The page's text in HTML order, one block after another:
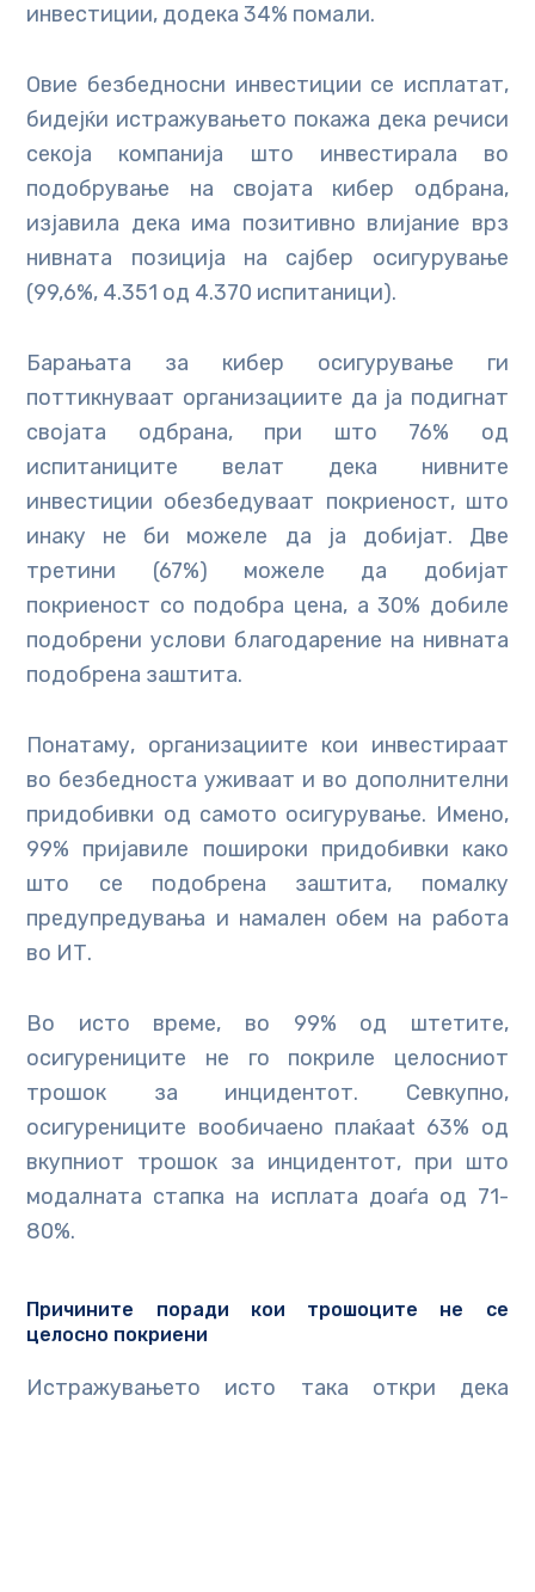
инвестиции, додека 34% помали.
Овие безбедносни инвестиции се исплатат,
бидејќи истражувањето покажа дека речиси
секоја компанија што инвестирала во
подобрување на својата кибер одбрана,
изјавила дека има позитивно влијание врз
нивната позиција на сајбер осигурување
(99,6%, 4.351 од 4.370 испитаници).
Барањата за кибер осигурување ги
поттикнуваат организациите да ја подигнат
својата одбрана, при што 76% од
испитаниците велат дека нивните
инвестиции обезбедуваат покриеност, што
инаку не би можеле да ја добијат. Две
третини (67%) можеле да добијат
покриеност со подобра цена, а 30% добиле
подобрени услови благодарение на нивната
подобрена заштита.
Понатаму, организациите кои инвестираат
во безбедноста уживаат и во дополнителни
придобивки од самото осигурување. Имено,
99% пријавиле пошироки придобивки како
што се подобрена заштита, помалку
предупредувања и намален обем на работа
во ИТ.
Во исто време, во 99% од штетитe,
осигурениците не го покриле целосниот
трошок за инцидентот. Севкупно,
осигурениците вообичаено плаќааt 63% од
вкупниот трошок за инцидентот, при што
модалната стапка на исплата доаѓа од 71-
80%.
Причините поради кои трошоците не се
целосно покриени
Истражувањето исто така откри дека